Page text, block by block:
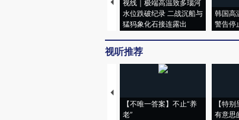
视线｜极端高温致多瑙河
水位跌破纪录 二战沉船与
猛犸象化石接连露出
韩国高
警告停
视听推荐
【不唯一答案】不止“养
老”
【特
有意思